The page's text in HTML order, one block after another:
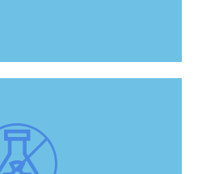
ารเคมีที่อันตราย